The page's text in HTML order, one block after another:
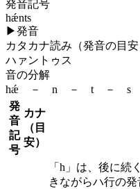
発音記号
hǽnts
▶発音
カタカナ読み（発音の目安
ハァントゥス
音の分解
hǽ － n － t － s
発
音
記
号
カナ
（目
安）
「h」は、後に続
きながらハ行の